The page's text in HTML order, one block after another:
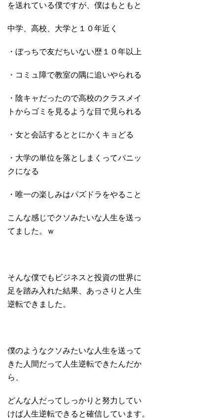
を送れている僕ですが、僕はもともと
中学、高校、大学と１０年近く
・ぼっちで友だちいない歴１０年以上
・コミュ障で教室の隅に追いやられる
・陰キャだったので高校のクラスメイ
トからゴミを見るような目で見られる
・女と会話するととにかくキョどる
・大学の単位を落としまくってパニッ
クになる
・唯一の楽しみはパズドラをやること
こんな感じでクソみたいな人生を送っ
てました。ｗ
そんな僕でもビジネスと投資の世界に
足を踏み入れた結果、あっさりと人生
逆転できました。
僕のようなクソみたいな人生を送って
きた人間だって人生逆転できたんだか
ら、
どんな人だってしっかりと努力してい
けば人生逆転できると確信しています。